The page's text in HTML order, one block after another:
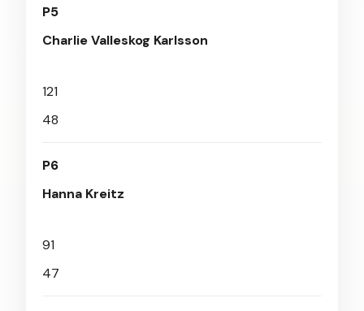
P5
Charlie Valleskog Karlsson
121
48
P6
Hanna Kreitz
91
47